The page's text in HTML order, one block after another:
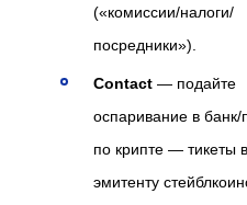
(«комиссии/налоги/
посредники»).
Contact — подайте
оспаривание в банк/
по крипте — тикеты
эмитенту